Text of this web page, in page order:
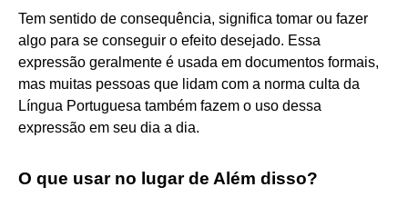
Tem sentido de consequência, significa tomar ou fazer
algo para se conseguir o efeito desejado. Essa
expressão geralmente é usada em documentos formais,
mas muitas pessoas que lidam com a norma culta da
Língua Portuguesa também fazem o uso dessa
expressão em seu dia a dia.
O que usar no lugar de Além disso?